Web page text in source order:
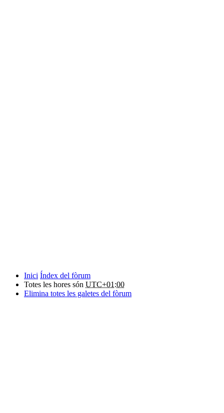
Inici Índex del fòrum
Totes les hores són UTC+01:00
Elimina totes les galetes del fòrum